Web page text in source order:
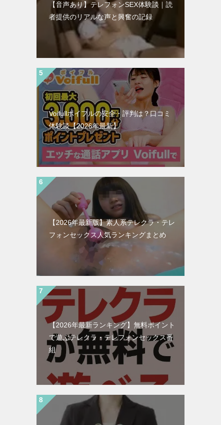
【音声あり】テレフォンSEX体験談｜読
者提供のリアルな声と興奮の記録
Voifullボイフルの安全・評判は？口コミ
体験談【2026年最新】
【2026年最新版】素人系テレクラ・テレ
フォンセックス人気ランキングまとめ
【2026年最新ランキング】無料ポイント
で遊ぶテレクラ・テレフォンセックス番
組